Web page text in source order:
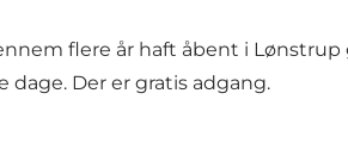
flere år haft åbent i Lønstrup
Der er gratis adgang.